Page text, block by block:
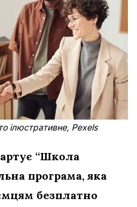
ілюстративне, Pexels
“Школа
програма, яка
безплатно